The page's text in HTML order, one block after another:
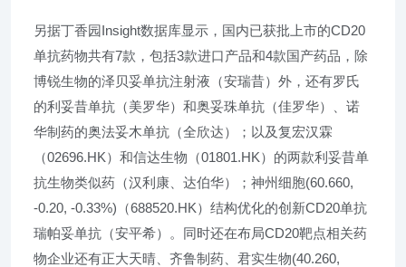
另据丁香园Insight数据库显示，国内已获批上市的CD20
单抗药物共有7款，包括3款进口产品和4款国产药品，除
博锐生物的泽贝妥单抗注射液（安瑞昔）外，还有罗氏
的利妥昔单抗（美罗华）和奥妥珠单抗（佳罗华）、诺
华制药的奥法妥木单抗（全欣达）；以及复宏汉霖
（02696.HK）和信达生物（01801.HK）的两款利妥昔单
抗生物类似药（汉利康、达伯华）；神州细胞(60.660,
-0.20, -0.33%)（688520.HK）结构优化的创新CD20单抗
瑞帕妥单抗（安平希）。同时还在布局CD20靶点相关药
物企业还有正大天晴、齐鲁制药、君实生物(40.260,